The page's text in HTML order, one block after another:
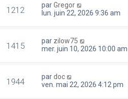
1212 parGregor
lun. juin 22, 2026 9:36 am
1415 par zilow75
mer. juin 10, 2026 10:00 am
1944 pardoc
ven. mai 22, 2026 4:12 pm